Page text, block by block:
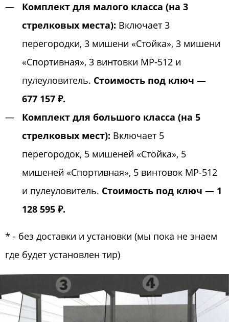
Комплект для малого класса (на 3
стрелковых места): Включает 3
перегородки, 3 мишени «Стойка», 3 мишени
«Спортивная», 3 винтовки МР-512 и
пулеуловитель. Стоимость под ключ —
677 157 ₽.
Комплект для большого класса (на 5
стрелковых мест): Включает 5
перегородок, 5 мишеней «Стойка», 5
мишеней «Спортивная», 5 винтовок МР-512
и пулеуловитель. Стоимость под ключ — 1
128 595 ₽.
* - без доставки и установки (мы пока не знаем
где будет установлен тир)